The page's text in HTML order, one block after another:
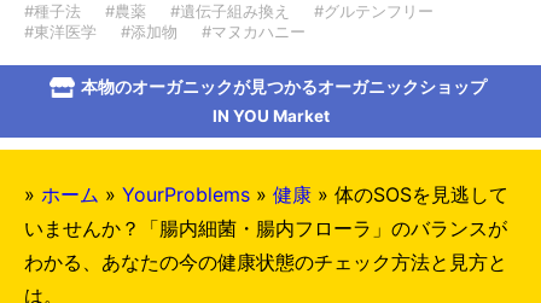
#種子法 #農薬 #遺伝子組み換え
#グルテンフリー
#東洋医学
#添加物 #マヌカハニー
本物のオーガニックが見つかるオーガニックショップ
IN YOU Market
» ホーム » YourProblems » 健康 » 体のSOSを見逃して
いませんか？「腸内細菌・腸内フローラ」のバランスが
わかる、あなたの今の健康状態のチェック方法と見方と
は。